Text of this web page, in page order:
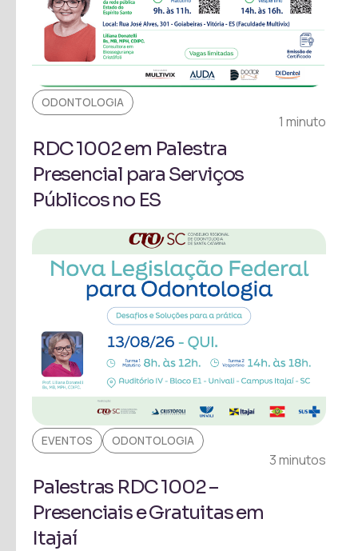
ODONTOLOGIA
1 minuto
RDC 1002 em Palestra
Presencial para Serviços
Públicos no ES
EVENTOS ODONTOLOGIA
3 minutos
Palestras RDC 1002 –
Presenciais e Gratuitas em
Itajaí